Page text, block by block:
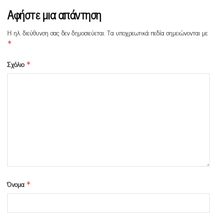
Αφήστε μια απάντηση
Η ηλ. διεύθυνση σας δεν δημοσιεύεται.Τα υποχρεωτικά πεδία σημειώνονται με
*
Σχόλιο *
Όνομα *